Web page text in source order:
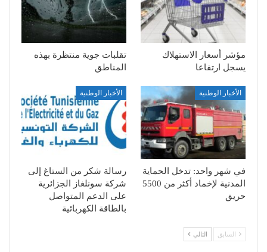
مؤشر أسعار الاستهلاك
يسجل ارتفاعا
تقلبات جوية منتظرة بهذه
المناطق
الأخبار الوطنية
في شهر واحد: تدخل الحماية
المدنية لإخماد أكثر من 5500
حريق
الأخبار الوطنية
رسالة شكر من الستاغ إلى
شركة سونلغاز الجزائرية
على الدعم المتواصل
بالطاقة الكهربائية
السابق التالي